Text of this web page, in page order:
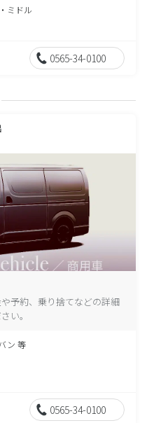
ミドル
0565-34-0100
予約、乗り捨てなどの詳細
い。
ン 等
0565-34-0100